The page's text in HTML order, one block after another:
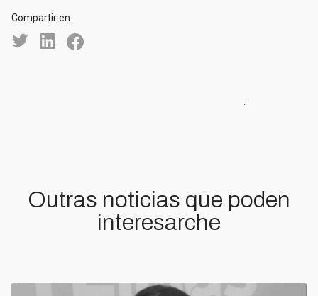
Compartir en
Outras noticias que poden
interesarche